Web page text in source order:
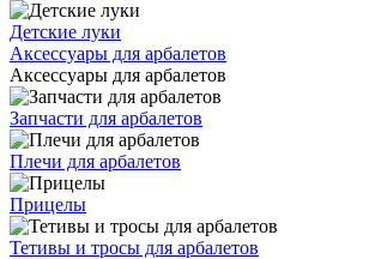
Детские луки
Аксессуары для арбалетов
Аксессуары для арбалетов
Запчасти для арбалетов
Плечи для арбалетов
Прицелы
Тетивы и тросы для арбалетов